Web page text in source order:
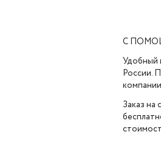
С
Удобный
России.
Заказ на